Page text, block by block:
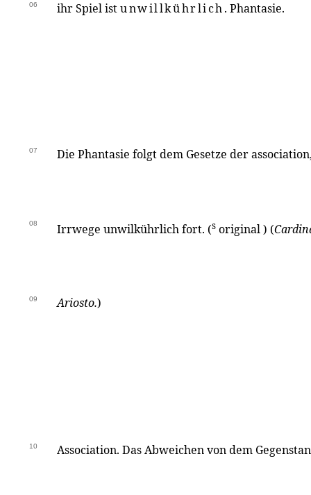
06 ihr Spiel istunwillkührlich. Phantasie.
07 Die Phantasie folgt dem Gesetze der
08 Irrwege unwilkührlich fort. (s original ) (
09 Ariosto.)
10 Association. Das Abweichen von dem